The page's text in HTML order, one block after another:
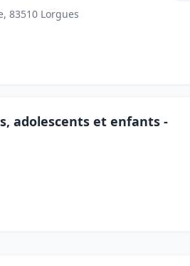
83510 Lorgues
adolescents et enfants -